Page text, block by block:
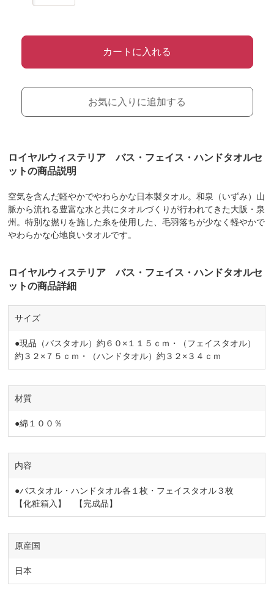
カートに入れる
お気に入りに追加する
ロイヤルウィステリア バス・フェイス・ハンドタオルセ
ットの商品説明
空気を含んだ軽やかでやわらかな日本製タオル。和泉（いずみ）山
脈から流れる豊富な水と共にタオルづくりが行われてきた大阪・泉
州。特別な撚りを施した糸を使用した、毛羽落ちが少なく軽やかで
やわらかな心地良いタオルです。
ロイヤルウィステリア バス・フェイス・ハンドタオルセ
ットの商品詳細
サイズ
●現品（バスタオル）約６０×１１５ｃｍ・（フェイスタオル）
約３２×７５ｃｍ・（ハンドタオル）約３２×３４ｃｍ
材質
●綿１００％
内容
●バスタオル・ハンドタオル各１枚・フェイスタオル３枚
【化粧箱入】 【完成品】
原産国
日本